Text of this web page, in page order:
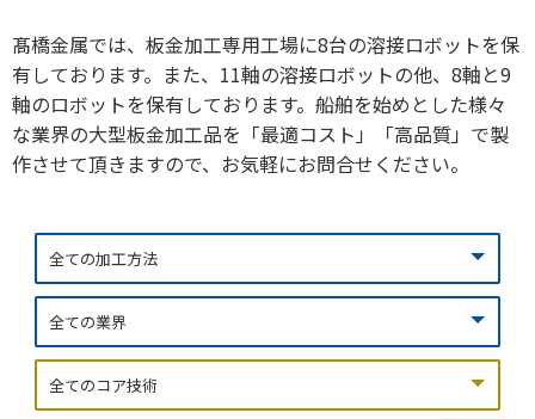
髙橋金属では、板金加工専用工場に8台の溶接ロボットを保
有しております。また、11軸の溶接ロボットの他、8軸と9
軸のロボットを保有しております。船舶を始めとした様々
な業界の大型板金加工品を「最適コスト」「高品質」で製
作させて頂きますので、お気軽にお問合せください。